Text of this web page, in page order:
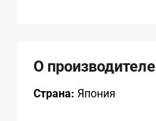
О производителе
Страна: Япония